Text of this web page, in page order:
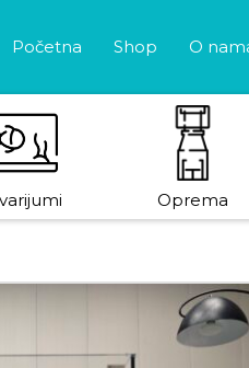
Početna Shop O
Oprema